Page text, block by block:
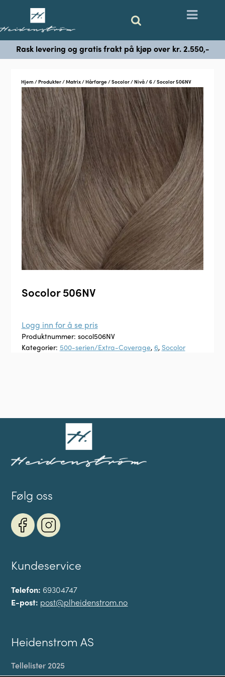
Rask levering og gratis frakt på kjøp over kr. 2.550,-
Hjem /Produkter/Matrix/Hårfarge/Socolor/Nivå/6/ Socolor 506NV
Socolor 506NV
Logg inn for å se pris
Produktnummer: socol506NV
Kategorier: 500-serien/Extra-Coverage, 6, Socolor
Følg oss
Kundeservice
Telefon: 69304747
E-post: post@plheidenstrom.no
Heidenstrom AS
Tellelister 2025